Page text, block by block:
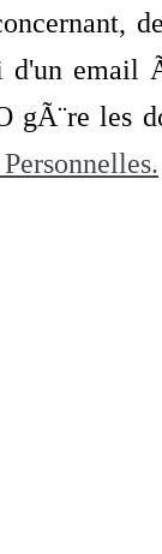
d'un
gÃ¨re les